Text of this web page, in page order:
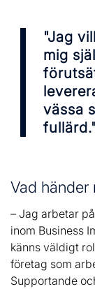
"Jag
mig
vässa
fullärd."
Vad händer
– Jag arbetar
inom Business
känns väldigt
företag som
Supportande